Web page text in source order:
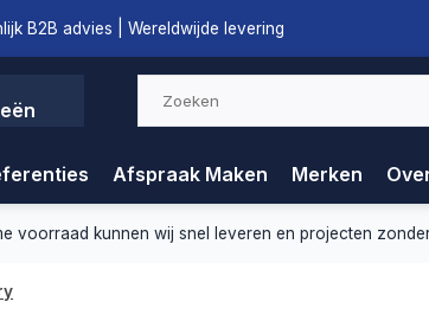
B2B advies | Wereldwijde levering
Afspraak Maken Merken
voorraad kunnen wij snel leveren en projecten